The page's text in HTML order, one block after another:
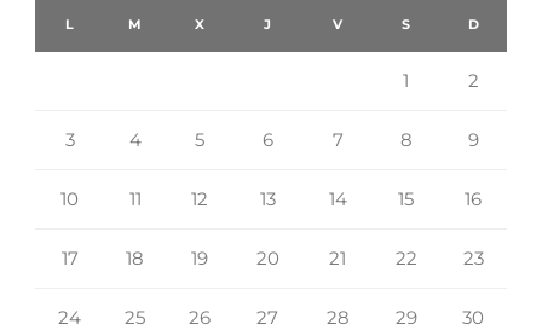
L M X J V S D
1 2
3 4 5 6 7 8 9
10 11 12 13 14 15 16
17 18 19 20 21 22 23
24 25 26 27 28 29 30